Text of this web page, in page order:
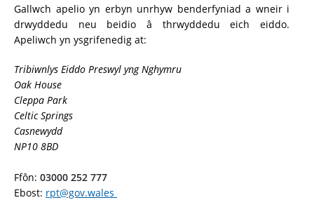
Gallwch apelio yn erbyn unrhyw benderfyniad a wneir i
drwyddedu neu beidio â thrwyddedu eich eiddo.
Apeliwch yn ysgrifenedig at:
Tribiwnlys Eiddo Preswyl yng Nghymru
Oak House
Cleppa Park
Celtic Springs
Casnewydd
NP10 8BD
Ffôn: 03000 252 777
Ebost: rpt@gov.wales